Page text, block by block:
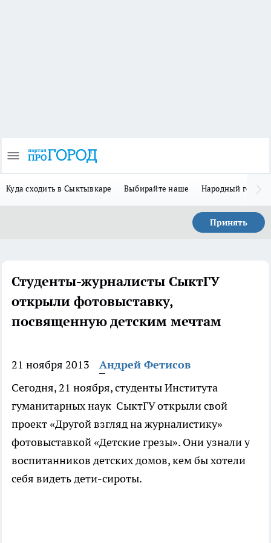
Куда сходить в Сыктывкаре Выбирайте наше Народный герой
Принять
Студенты-журналисты СыктГУ
открыли фотовыставку,
посвященную детским мечтам
21 ноября 2013
Андрей Фетисов
Сегодня, 21 ноября, студенты Института
гуманитарных наук СыктГУ открыли свой
проект «Другой взгляд на журналистику»
фотовыставкой «Детские грезы». Они узнали у
воспитанников детских домов, кем бы хотели
себя видеть дети-сироты.